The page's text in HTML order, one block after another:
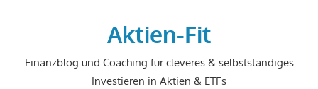
Aktien-Fit
Finanzblog und Coaching für cleveres & selbstständiges
Investieren in Aktien & ETFs